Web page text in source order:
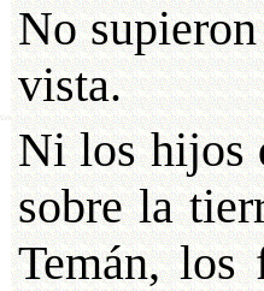
No
vista.
Ni los hijos
sobre la
Temán, los